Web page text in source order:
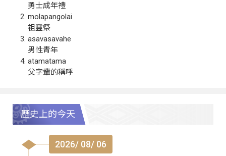
勇士成年禮
molapangolai
祖靈祭
asavasavahe
男性青年
atamatama
父字輩的稱呼
歷史上的今天
2026/ 08/ 06